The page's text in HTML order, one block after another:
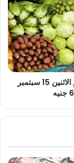
أسعار الخضروات والفاكهة في مصر اليوم الاثنين 15 سبتمبر